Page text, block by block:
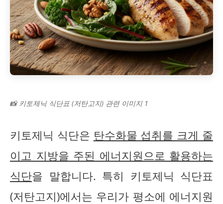
📸 키토제닉 식단표 (저탄고지) 관련 이미지 1
키토제닉 식단은 탄수화물 섭취를 크게 줄
이고 지방을 주된 에너지원으로 활용하는
식단을 말합니다. 특히 키토제닉 식단표
(저탄고지)에서는 우리가 평소에 에너지원